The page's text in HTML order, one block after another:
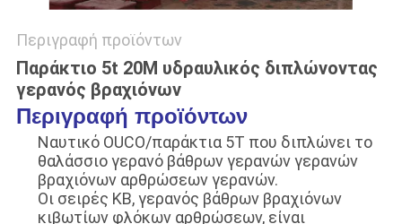
Περιγραφή προϊόντων
Παράκτιο 5t 20M υδραυλικός διπλώνοντας
γερανός βραχιόνων
Περιγραφή προϊόντων
Ναυτικό OUCO/παράκτια 5T που διπλώνει το
θαλάσσιο γερανό βάθρων γερανών γερανών
βραχιόνων αρθρώσεων γερανών.
Οι σειρές KB, γερανός βάθρων βραχιόνων
κιβωτίων φλόκων αρθρώσεων, είναι